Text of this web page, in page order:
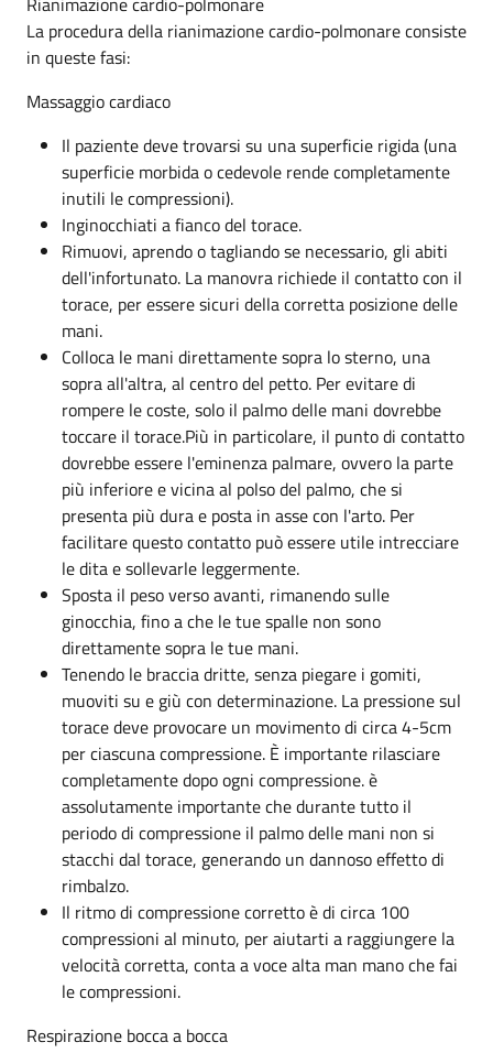
La procedura della rianimazione cardio-polmonare consiste
in queste fasi:
Massaggio cardiaco
Il paziente deve trovarsi su una superficie rigida (una
superficie morbida o cedevole rende completamente
inutili le compressioni).
Inginocchiati a fianco del torace.
Rimuovi, aprendo o tagliando se necessario, gli abiti
dell'infortunato. La manovra richiede il contatto con il
torace, per essere sicuri della corretta posizione delle
mani.
Colloca le mani direttamente sopra lo sterno, una
sopra all'altra, al centro del petto. Per evitare di
rompere le coste, solo il palmo delle mani dovrebbe
toccare il torace.Più in particolare, il punto di contatto
dovrebbe essere l'eminenza palmare, ovvero la parte
più inferiore e vicina al polso del palmo, che si
presenta più dura e posta in asse con l'arto. Per
facilitare questo contatto può essere utile intrecciare
le dita e sollevarle leggermente.
Sposta il peso verso avanti, rimanendo sulle
ginocchia, fino a che le tue spalle non sono
direttamente sopra le tue mani.
Tenendo le braccia dritte, senza piegare i gomiti,
muoviti su e giù con determinazione. La pressione sul
torace deve provocare un movimento di circa 4-5cm
per ciascuna compressione. È importante rilasciare
completamente dopo ogni compressione. è
assolutamente importante che durante tutto il
periodo di compressione il palmo delle mani non si
stacchi dal torace, generando un dannoso effetto di
rimbalzo.
Il ritmo di compressione corretto è di circa 100
compressioni al minuto, per aiutarti a raggiungere la
velocità corretta, conta a voce alta man mano che fai
le compressioni.
Respirazione bocca a bocca